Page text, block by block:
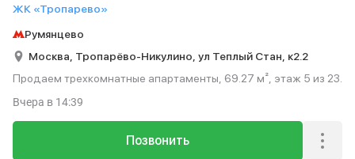
ЖК «Тропарево»
Румянцево
Москва, Тропарёво-Никулино, ул Теплый Стан, к2.2
Продаем трехкомнатные апартаменты, 69.27 м², этаж 5 из 23.
Позвонить
Вчера в 14:39